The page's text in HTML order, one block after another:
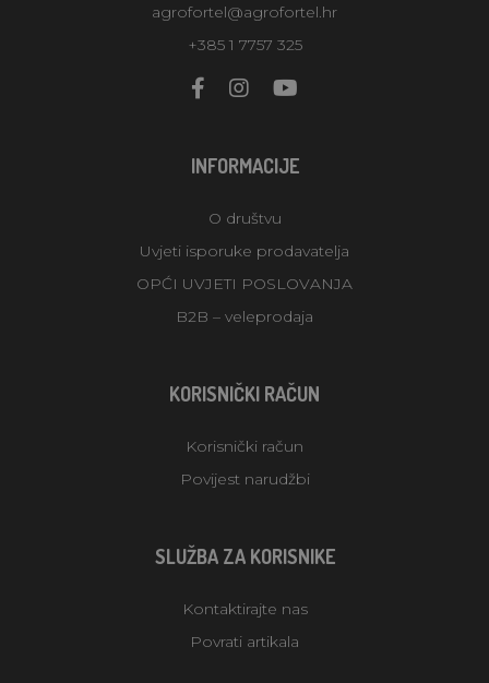
agrofortel@agrofortel.hr
+385 1 7757 325
INFORMACIJE
O društvu
Uvjeti isporuke prodavatelja
OPĆI UVJETI POSLOVANJA
B2B – veleprodaja
KORISNIČKI RAČUN
Korisnički račun
Povijest narudžbi
SLUŽBA ZA KORISNIKE
Kontaktirajte nas
Povrati artikala